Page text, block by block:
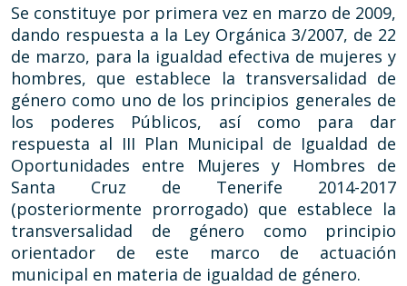
Se constituye por primera vez en marzo de 2009,
dando respuesta a la Ley Orgánica 3/2007, de 22
de marzo, para la igualdad efectiva de mujeres y
hombres, que establece la transversalidad de
género como uno de los principios generales de
los poderes Públicos, así como para dar
respuesta al III Plan Municipal de Igualdad de
Oportunidades entre Mujeres y Hombres de
Santa Cruz de Tenerife 2014-2017
(posteriormente prorrogado) que establece la
transversalidad de género como principio
orientador de este marco de actuación
municipal en materia de igualdad de género.